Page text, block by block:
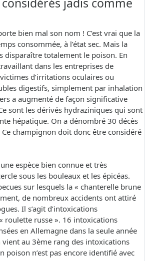
bien mal son nom ! C’est vrai que la
consommée, à l’état sec. Mais la
disparaître totalement le poison. En
dans les entreprises de
d’irritations oculaires ou
digestifs, simplement par inhalation
a augmenté de façon significative
sont les dérivés hydraziniques qui sont
hépatique. On a dénombré 30 décès
champignon doit donc être considéré
espèce bien connue et très
sous les bouleaux et les épicéas.
sur lesquels la « chanterelle brune
de nombreux accidents ont attiré
Il s’agit d’intoxications
roulette russe ». 16 intoxications
en Allemagne dans la seule année
au 3ème rang des intoxications
poison n’est pas encore identifié avec